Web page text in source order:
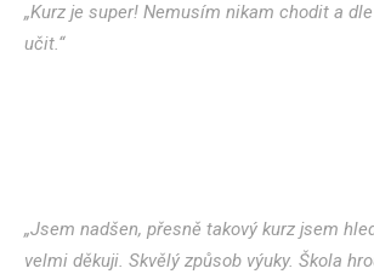
„Kurz je super! Nemusím nikam chodit a
učit.“
„Jsem nadšen, přesně takový kurz jsem
velmi děkuji. Skvělý způsob výuky. Škola